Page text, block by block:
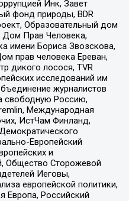
Инк, Завет
фонд природы, BDR
Образовательный дом
Дом Прав Человека,
имени Бориса Звозскова,
прав человека Ереван,
дикого лосося, TVR
исследований им
журналистов
свободную Россию,
Международная
ИстЧам Финланд,
Европейский
и
Общество Сторожевой
Иеговы,
европейской политики,
Европа, Российский